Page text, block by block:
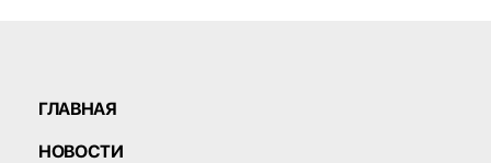
ГЛАВНАЯ
НОВОСТИ